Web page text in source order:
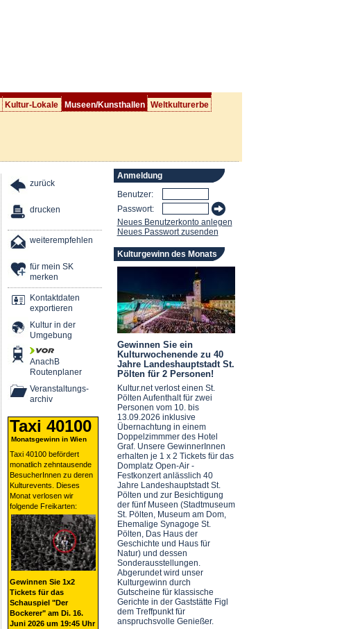
Kultur-Lokale Museen/Kunsthallen Weltkulturerbe
zurück
drucken
weiterempfehlen
für mein SK
merken
Kontaktdaten
exportieren
Kultur in der
Umgebung
AnachB
Routenplaner
Veranstaltungs-
archiv
Taxi 40100
Monatsgewinn in Wien
Taxi 40100 befördert
monatlich zehntausende
BesucherInnen zu deren
Kulturevents. Dieses
Monat verlosen wir
folgende Freikarten:
Gewinnen Sie 1x2
Tickets für das
Schauspiel "Der
Bockerer" am Di. 16.
Juni 2026 um 19:45 Uhr
Anmeldung
Benutzer:
Passwort:
Neues Benutzerkonto anlegen
Neues Passwort zusenden
Kulturgewinn des Monats
Gewinnen Sie ein
Kulturwochenende zu 40
Jahre Landeshauptstadt St.
Pölten für 2 Personen!
Kultur.net verlost einen St.
Pölten Aufenthalt für zwei
Personen vom 10. bis
13.09.2026 inklusive
Übernachtung in einem
Doppelzimmmer des Hotel
Graf. Unsere GewinnerInnen
erhalten je 1 x 2 Tickets für das
Domplatz Open-Air -
Festkonzert anlässlich 40
Jahre Landeshauptstadt St.
Pölten und zur Besichtigung
der fünf Museen (Stadtmuseum
St. Pölten, Museum am Dom,
Ehemalige Synagoge St.
Pölten, Das Haus der
Geschichte und Haus für
Natur) und dessen
Sonderausstellungen.
Abgerundet wird unser
Kulturgewinn durch
Gutscheine für klassische
Gerichte in der Gaststätte Figl
dem Treffpunkt für
anspruchsvolle Genießer.